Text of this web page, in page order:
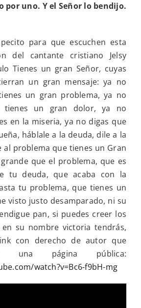
por uno. Y el Señor lo bendijo.
para que escuchen esta
del cantante cristiano Jelsy
Tienes un gran Señor, cuyas
un gran mensaje: ya no
un gran problema, ya no
tienes un gran dolor, ya no
en la miseria, ya no digas que
háblale a la deuda, dile a la
al problema que tienes un Gran
que el problema, que es
tu deuda, que acaba con la
tu problema, que tienes un
visto justo desamparado, ni su
pan, si puedes creer los
su nombre victoria tendrás,
con derecho de autor que
una página pública:
watch?v=Bc6-f9bH-mg